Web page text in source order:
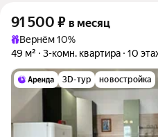
91 500 ₽ в месяц
Вернём 10%
49 м²
3-комн. квартира 10
3D-тур новостройка